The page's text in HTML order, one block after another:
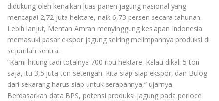
didukung oleh kenaikan luas panen jagung nasional yang
mencapai 2,72 juta hektare, naik 6,73 persen secara tahunan.
Lebih lanjut, Mentan Amran menyinggung kesiapan Indonesia
memasuki pasar ekspor jagung seiring melimpahnya produksi di
sejumlah sentra.
“Kami hitung tadi totalnya 700 ribu hektare. Kalau dikali 5 ton
saja, itu 3,5 juta ton setengah. Kita siap-siap ekspor, dan Bulog
dari sekarang harus siap untuk serapannya,” ujarnya.
Berdasarkan data BPS, potensi produksi jagung pada periode